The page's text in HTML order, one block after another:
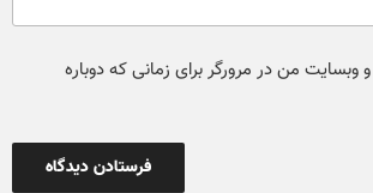
وبسایت من در مرورگر برای زمانی که دوباره